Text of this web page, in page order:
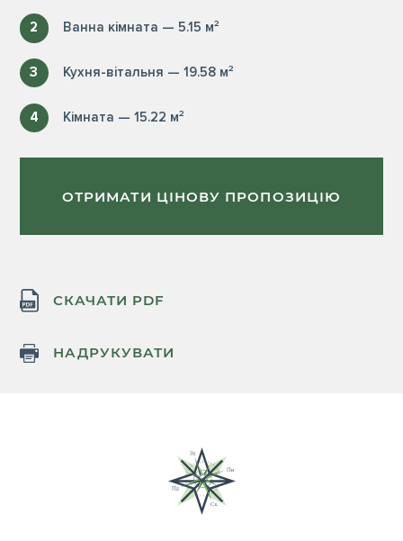
2 Ванна кімната — 5.15 м²
3 Кухня-вітальня — 19.58 м²
4 Кімната — 15.22 м²
ОТРИМАТИ ЦІНОВУ ПРОПОЗИЦІЮ
СКАЧАТИ PDF
НАДРУКУВАТИ